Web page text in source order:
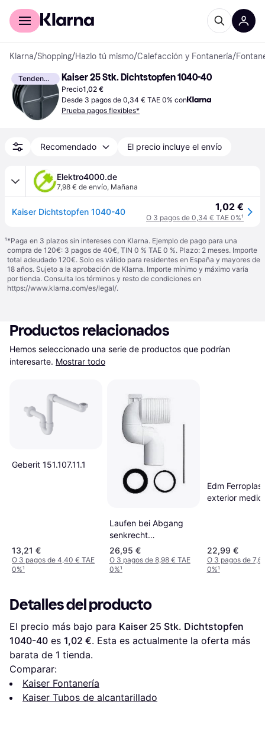
Comprar con Klarna
Klarna/Shopping/Hazlo tú mismo/Calefacción y Fontanería/
Tendencia Kaiser 25 Stk. Dichtstopfen 1040-40
Precio1,02 €
Desde 3 pagos de 0,34 € TAE 0% con
Prueba pagos flexibles*
Recomendado El precio incluye el envío
Elektro4000.de
7,98 € de envío, Mañana
Kaiser Dichtstopfen 1040-40 1,02 €
O 3 pagos de 0,34 € TAE 0%¹
¹*Paga en 3 plazos sin intereses con Klarna. Ejemplo de pago para una
compra de 120€: 3 pagos de 40€, TIN 0 % TAE 0 %. Plazo: 2 meses. Importe
total adeudado 120€. Solo es válido para residentes en España y mayores de
18 años. Sujeto a la aprobación de Klarna. Importe mínimo y máximo varía
por tienda. Consulta los términos y resto de condiciones en
https://www.klarna.com/es/legal/.
Productos relacionados
Hemos seleccionado una serie de productos que podrían
interesarte. Mostrar todo
Geberit 151.107.11.1
13,21 €
O 3 pagos de 4,40 € TAE
0%¹
Laufen bei Abgang
senkrecht
Spezialablaufbogen
für Wandabstand 220-
350 mm
26,95 €
O 3 pagos de 8,98 € TAE
0%¹
Edm
exterior
22,99 €
O 3 pagos de
0%¹
Detalles del producto
El precio más bajo para Kaiser 25 Stk. Dichtstopfen
1040-40 es 1,02 €. Esta es actualmente la oferta más
barata de 1 tienda.
Comparar:
Kaiser Fontanería
Kaiser Tubos de alcantarillado